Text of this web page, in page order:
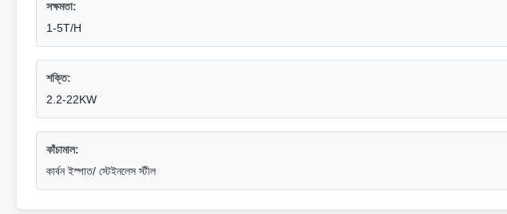
সক্ষমতা:
1-5T/H
শক্তি:
2.2-22KW
কাঁচামাল:
কার্বন ইস্পাত/ স্টেইনলেস স্টীল